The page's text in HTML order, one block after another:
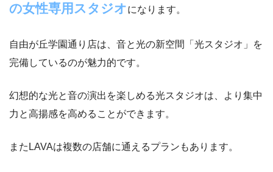
の女性専用スタジオになります。
自由が丘学園通り店は、音と光の新空間「光スタジオ」を
完備しているのが魅力的です。
幻想的な光と音の演出を楽しめる光スタジオは、より集中
力と高揚感を高めることができます。
またLAVAは複数の店舗に通えるプランもあります。